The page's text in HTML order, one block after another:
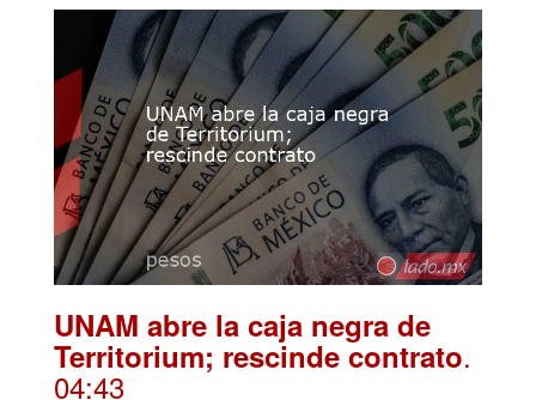
UNAM abre la caja negra de
Territorium; rescinde contrato.
04:43